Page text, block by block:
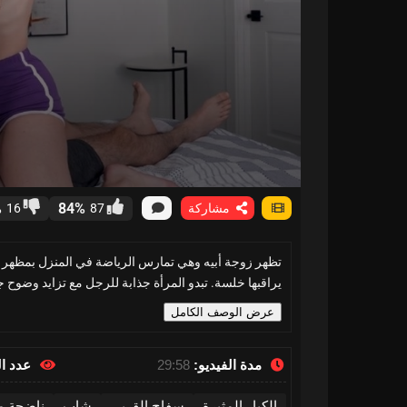
مشاركة 87
84%
16
تظهر زوجة أبيه وهي تمارس الرياضة في المنزل
يراقبها خلسة. تبدو المرأة جذابة للرجل مع تزايد
عرض الوصف الكامل
مدة الفيديو: 29:58 عدد